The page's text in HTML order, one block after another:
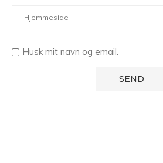
Husk mit navn og email.